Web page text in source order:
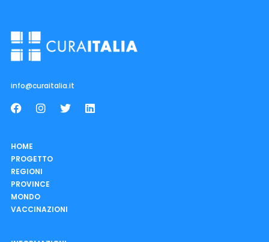
info@curaitalia.it
HOME
PROGETTO
REGIONI
PROVINCE
MONDO
VACCINAZIONI